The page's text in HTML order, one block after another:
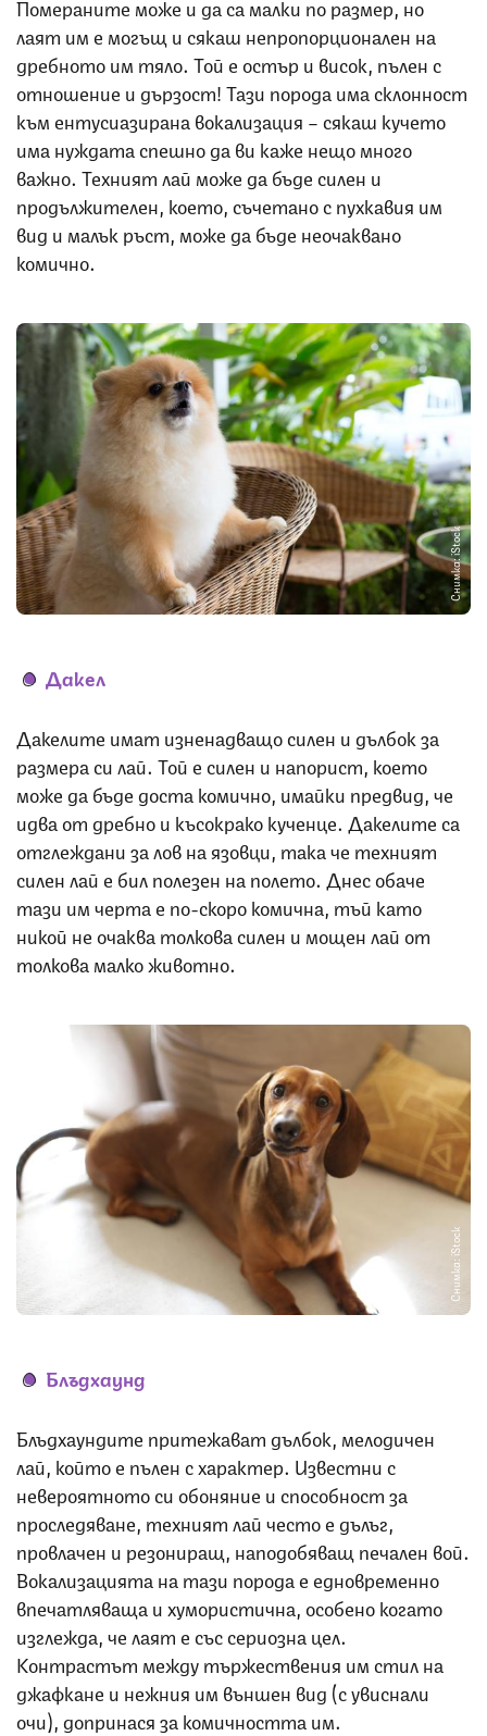
Помераните може и да са малки по размер, но
лаят им е могъщ и сякаш непропорционален на
дребното им тяло. Той е остър и висок, пълен с
отношение и дързост! Тази порода има склонност
към ентусиазирана вокализация – сякаш кучето
има нуждата спешно да ви каже нещо много
важно. Техният лай може да бъде силен и
продължителен, което, съчетано с пухкавия им
вид и малък ръст, може да бъде неочаквано
комично.
Снимка: iStock
Дакел
Дакелите имат изненадващо силен и дълбок за
размера си лай. Той е силен и напорист, което
може да бъде доста комично, имайки предвид, че
идва от дребно и късокрако кученце. Дакелите са
отглеждани за лов на язовци, така че техният
силен лай е бил полезен на полето. Днес обаче
тази им черта е по-скоро комична, тъй като
никой не очаква толкова силен и мощен лай от
толкова малко животно.
Снимка: iStock
Блъдхаунд
Блъдхаундите притежават дълбок, мелодичен
лай, който е пълен с характер. Известни с
невероятното си обоняние и способност за
проследяване, техният лай често е дълъг,
провлачен и резониращ, наподобяващ печален вой.
Вокализацията на тази порода е едновременно
впечатляваща и хумористична, особено когато
изглежда, че лаят е със сериозна цел.
Контрастът между тържествения им стил на
джафкане и нежния им външен вид (с увиснали
очи), допринася за комичността им.